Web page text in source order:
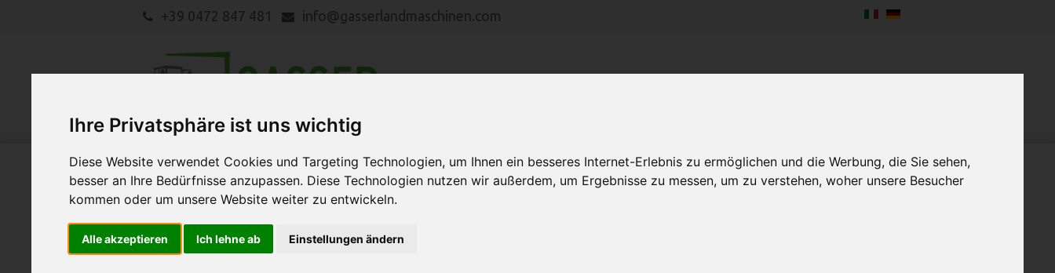
Ihre Privatsphäre ist uns wichtig
Diese Website verwendet Cookies und Targeting Technologien, um Ihnen ein besseres Internet-Erlebnis zu ermöglichen und die Werbung, die Sie sehen,
besser an Ihre Bedürfnisse anzupassen. Diese Technologien nutzen wir außerdem, um Ergebnisse zu messen, um zu verstehen, woher unsere Besucher
kommen oder um unsere Website weiter zu entwickeln.
Alle akzeptieren Ich lehne ab Einstellungen ändern
+39 0472 847 481 info@gasserlandmaschinen.com
LANDMASCHINEN Suche
Neue Maschinen
Unsere neuen Maschinen im Überblick: